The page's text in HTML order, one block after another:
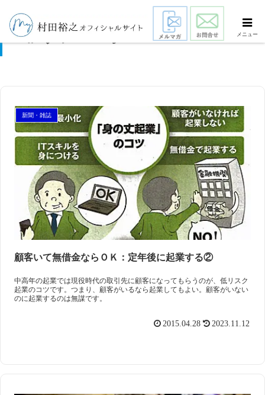
ナノコーポ
新聞・雑誌
顧客いて無借金ならＯＫ：定年後に起業する②
中高年の起業では現役時代の取引先に顧客になってもらうのが、低リスク
起業のコツです。つまり、顧客がいるなら起業してもよい。顧客がいない
のに起業するのは無謀です。
2015.04.28 2023.11.12
メニュー